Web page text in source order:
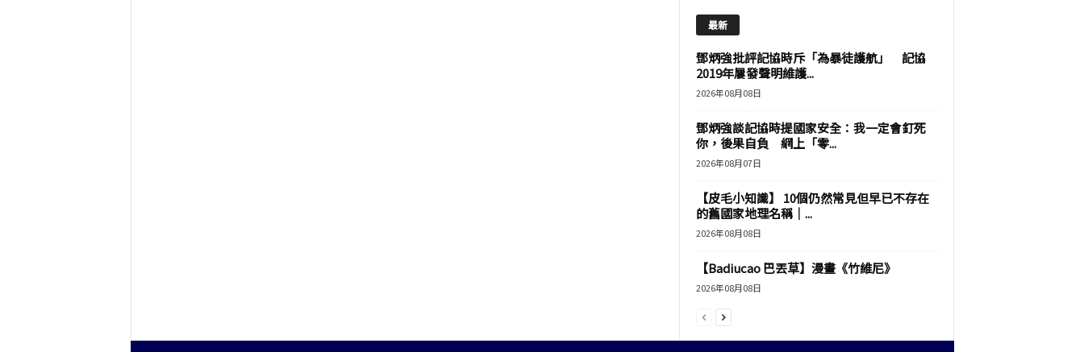
最新
鄧炳強批評記協時斥「為暴徒護航」 記協
2019年屢發聲明維護...
2026年08月08日
鄧炳強談記協時提國家安全：我一定會釘死
你，後果自負 網上「零...
2026年08月07日
【皮毛小知識】 10個仍然常見但早已不存在
的舊國家地理名稱｜...
2026年08月08日
【Badiucao 巴丟草】漫畫《竹維尼》
2026年08月08日